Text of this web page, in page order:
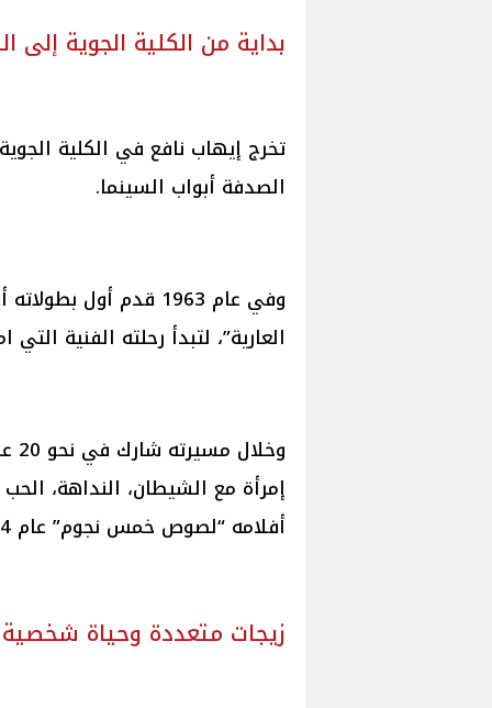
بداية من الكلية الجوية إلى
الصدفة أبواب السينما.
وفي عام 1963 قدم
العارية”، لتبدأ رحلته الفنية
إمرأة مع الشيطان، النداهة، الحب
أفلامه “لصوص خمس نجوم” عام 1994.
زيجات متعددة وحياة